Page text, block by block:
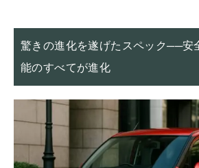
驚きの進化を遂げたスペック──安
能のすべてが進化